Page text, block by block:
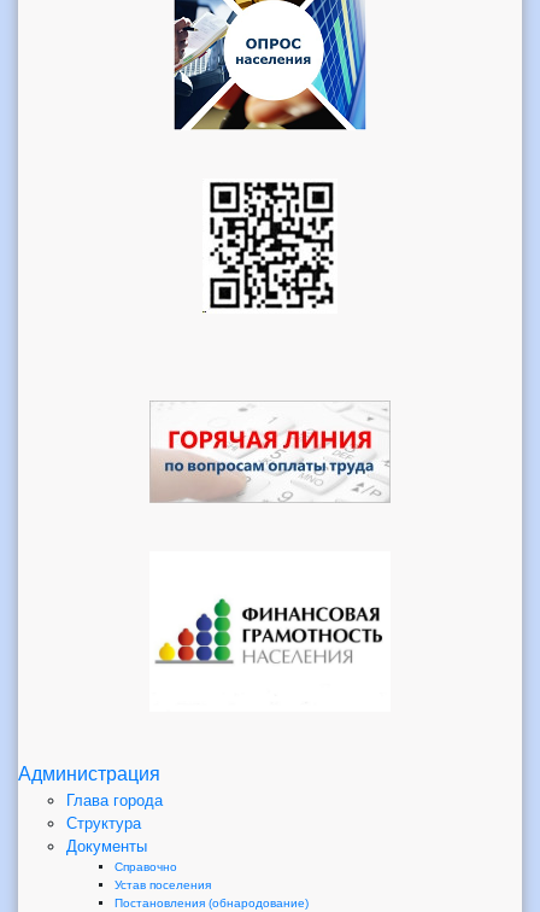
Администрация
Глава города
Структура
Документы
Справочно
Устав поселения
Постановления (обнародование)